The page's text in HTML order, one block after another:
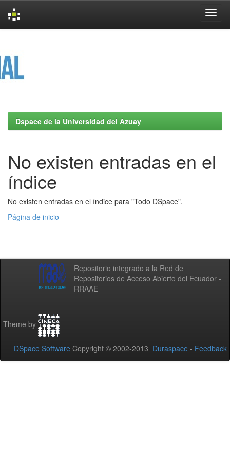
Dspace de la Universidad del Azuay
No existen entradas en el
índice
No existen entradas en el índice para "Todo DSpace".
Página de inicio
Repositorio integrado a la Red de
Repositorios de Acceso Abierto del Ecuador -
RRAAE
Theme by
DSpace Software Copyright © 2002-2013 Duraspace - Feedback